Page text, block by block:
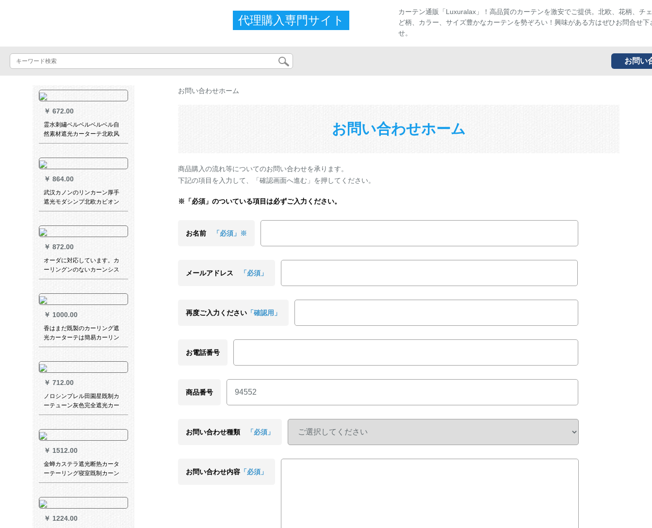
代理購入専門サイト
カーテン通販「Luxuralax」！高品質のカーテンを激安でご提供。北欧、花柄、チ
ど柄、カラー、サイズ豊かなカーテンを勢ぞろい！興味がある方はぜひお問合せ下
せ。
お問い
￥ 672.00
霊水刺繡ベルベルベルベル自
然素材遮光カーターテ北欧风
インズ风の无いつぎわわわ厚
制カーターテーテテンンンラ
イトブルー+米色のつぼ
￥ 864.00
武汉カノンのリンカーン厚手
遮光モダシンプ北欧カビオン
寝室扫き出し窓窓窓外出し窓
ージ绿2メナートX 2.7メトル
连接款
￥ 872.00
オーダに対応しています。カ
ーリングンのないカーンシス
テムジジの既制カーリングリ
クククカーン遮光遮日光布出
窓カートンサントのカートン
トンテートのカープニバール
ソートトトトトトトトトのカ
ートントントントントントン
￥ 1000.00
香はまだ既製のカーリング遮
光カーターテは簡易カーリン
グベッドルームのリービッグ
サテン-グリーンカーターテ2
幅*2.2メートルの単片です。
￥ 712.00
ノロシンプレル田園星既制カ
ーテューン灰色完全遮光カー
テッジ生のリ―ビザン掃き出
テテ-ト熱灰色パマ普通フーク
幅2.5 m*高2 m/1片
￥ 1512.00
金蝉カステラ遮光断热カータ
ーテーリング寝室既制カーン
テーターテテン太阳花布カー
m(フーク/打孔)一枚
￥ 1224.00
お問い合わせホーム
お問い合わせホーム
商品購入の流れ等についてのお問い合わせを承ります。
下記の項目を入力して、「確認画面へ進む」を押してください。
※「必須」のついている項目は必ずご入力ください。
お名前 「必須」※
メールアドレス 「必須」
再度ご入力ください 「確認用」
お電話番号
商品番号
お問い合わせ種類 「必須」
お問い合わせ内容 「必須」